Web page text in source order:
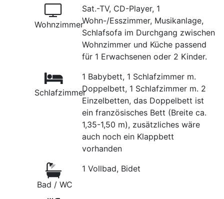
Wohnzimmer
Sat.-TV, CD-Player, 1
Wohn-/Esszimmer, Musikanlage,
Schlafsofa im Durchgang zwischen
Wohnzimmer und Küche passend
für 1 Erwachsenen oder 2 Kinder.
Schlafzimmer
1 Babybett, 1 Schlafzimmer m.
Doppelbett, 1 Schlafzimmer m. 2
Einzelbetten, das Doppelbett ist
ein französisches Bett (Breite ca.
1,35-1,50 m), zusätzliches wäre
auch noch ein Klappbett
vorhanden
Bad / WC
1 Vollbad, Bidet